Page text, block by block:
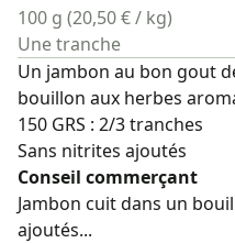
100 g (20,50 € / kg)
Une tranche
Un jambon au bon gout
bouillon aux herbes
150 GRS : 2/3 tranches
Sans nitrites ajoutés
Conseil commerçant
Jambon cuit dans un
ajoutés...